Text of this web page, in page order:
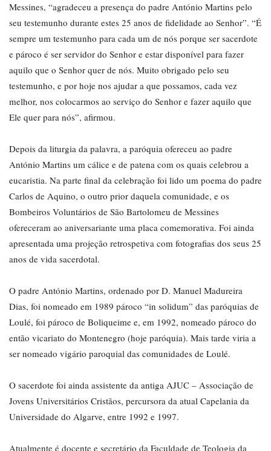
Messines, “agradeceu a presença do padre António Martins pelo
seu testemunho durante estes 25 anos de fidelidade ao Senhor”. “É
sempre um testemunho para cada um de nós porque ser sacerdote
e pároco é ser servidor do Senhor e estar disponível para fazer
aquilo que o Senhor quer de nós. Muito obrigado pelo seu
testemunho, e por hoje nos ajudar a que possamos, cada vez
melhor, nos colocarmos ao serviço do Senhor e fazer aquilo que
Ele quer para nós”, afirmou.
Depois da liturgia da palavra, a paróquia ofereceu ao padre
António Martins um cálice e de patena com os quais celebrou a
eucaristia. Na parte final da celebração foi lido um poema do padre
Carlos de Aquino, o outro prior daquela comunidade, e os
Bombeiros Voluntários de São Bartolomeu de Messines
ofereceram ao aniversariante uma placa comemorativa. Foi ainda
apresentada uma projeção retrospetiva com fotografias dos seus 25
anos de vida sacerdotal.
O padre António Martins, ordenado por D. Manuel Madureira
Dias, foi nomeado em 1989 pároco “in solidum” das paróquias de
Loulé, foi pároco de Boliqueime e, em 1992, nomeado pároco do
então vicariato do Montenegro (hoje paróquia). Mais tarde viria a
ser nomeado vigário paroquial das comunidades de Loulé.
O sacerdote foi ainda assistente da antiga AJUC – Associação de
Jovens Universitários Cristãos, percursora da atual Capelania da
Universidade do Algarve, entre 1992 e 1997.
Atualmente é docente e secretário da Faculdade de Teologia da